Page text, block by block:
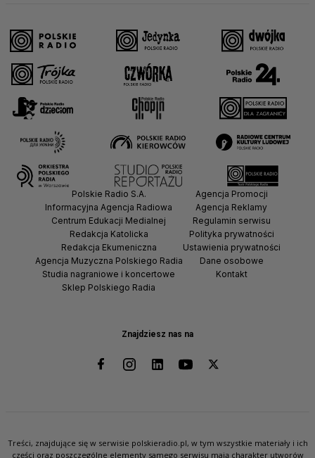
Znajdziesz nas na
Polskie Radio S.A.
Informacyjna Agencja Radiowa
Centrum Edukacji Medialnej
Redakcja Katolicka
Redakcja Ekumeniczna
Agencja Muzyczna Polskiego Radia
Studia nagraniowe i koncertowe
Sklep Polskiego Radia
Agencja Promocji
Agencja Reklamy
Regulamin serwisu
Polityka prywatności
Ustawienia prywatności
Dane osobowe
Kontakt
Treści, znajdujące się w serwisie polskieradio.pl, w tym wszystkie materiały i ich
części oraz poszczególne elementy samego serwisu mają charakter utworów